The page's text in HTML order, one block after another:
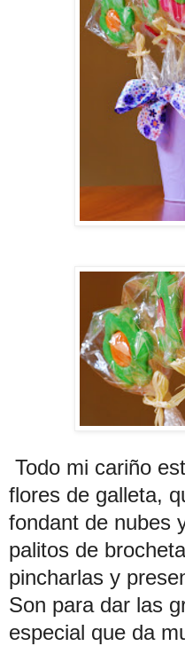
Todo mi cariño
flores de galleta,
fondant de nubes
palitos de
pincharlas y
Son para dar las
especial que da